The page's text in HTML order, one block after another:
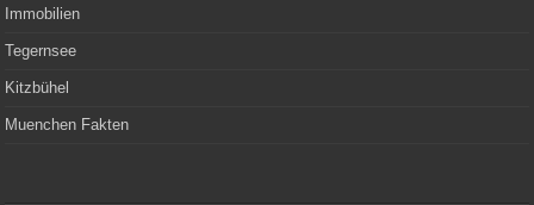
Immobilien
Tegernsee
Kitzbühel
Muenchen Fakten